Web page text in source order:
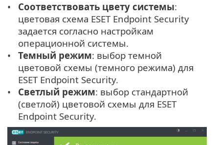
Соответствовать цвету системы:
цветовая схема ESET Endpoint Security
задается согласно настройкам
операционной системы.
Темный режим: выбор темной
цветовой схемы (темного режима) для
ESET Endpoint Security.
Светлый режим: выбор стандартной
(светлой) цветовой схемы для ESET
Endpoint Security.